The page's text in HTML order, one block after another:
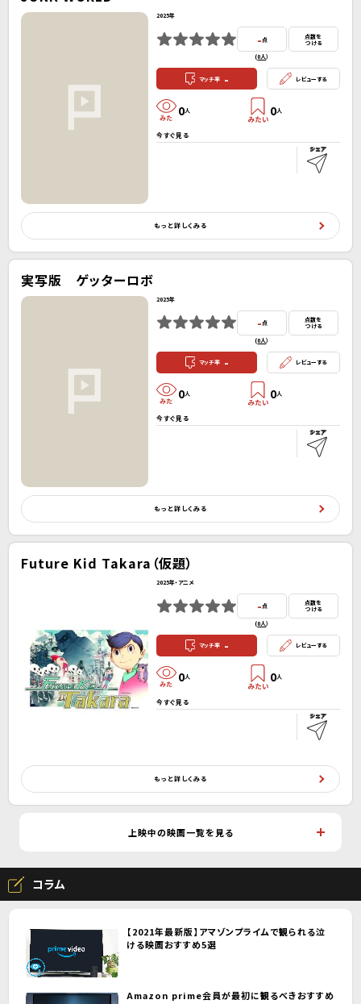
2025年
- 点
(0人）
点数を
つける
マッチ率 - レビューする
0人 0人
今すぐ見る
もっと詳しくみる
実写版 ゲッターロボ
2025年
-点
(0人）
点数を
つける
マッチ率 - レビューする
0人 0人
今すぐ見る
もっと詳しくみる
Future Kid Takara（仮題）
2025年・アニメ
-点
(0人）
点数を
つける
マッチ率 - レビューする
0人 0人
今すぐ見る
もっと詳しくみる
上映中の映画一覧を見る
コラム
【2021年最新版】アマゾンプライムで観られる泣
ける映画おすすめ5選
Amazon prime会員が最初に観るべきおすすめ